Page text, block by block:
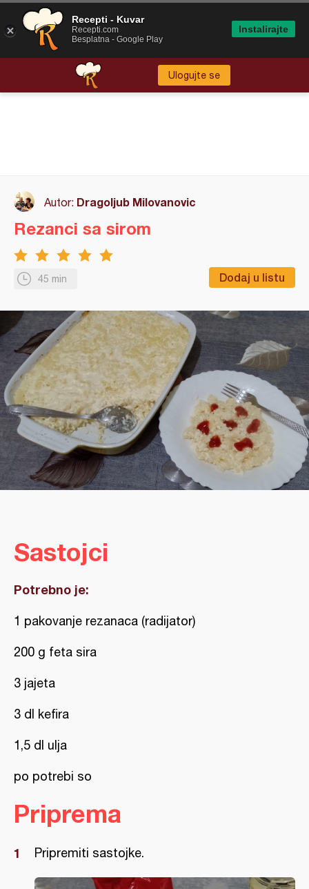
Ulogujte se
Autor: Dragoljub Milovanovic
45 min Dodaj u listu
Rezanci sa sirom
Sastojci
Potrebno je:
1 pakovanje rezanaca (radijator)
200 g feta sira
3 jajeta
3 dl kefira
1,5 dl ulja
po potrebi so
Priprema
Pripremiti sastojke.
Recepti - Kuvar
Recepti.com
Besplatna - Google Play
Instalirajte